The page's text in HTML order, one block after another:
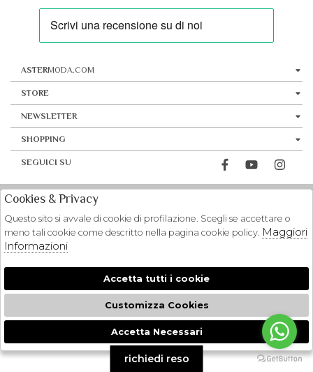
ASTERMODA.COM
STORE
NEWSLETTER
SHOPPING
SEGUICI SU
🍪
richiedi reso
Cookies & Privacy
Questo sito si avvale di cookie di profilazione. Scegli se accettare o
meno tali cookie come descritto nella pagina cookie policy. Maggiori
Informazioni
Accetta tutti i cookie
Customizza Cookies
Accetta Necessari